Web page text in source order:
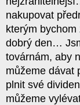
nakupovat
kterým
dobrý den…
továrnám, aby
můžeme dávat
plnit své
můžeme